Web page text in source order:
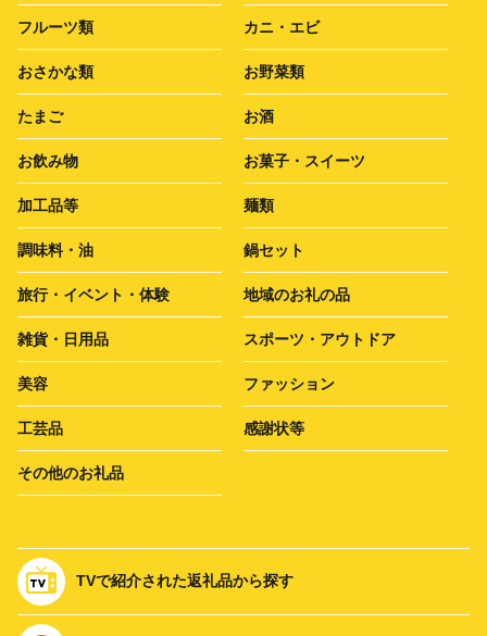
フルーツ類 カニ・エビ
おさかな類 お野菜類
たまご お酒
お飲み物 お菓子・スイーツ
加工品等 麺類
調味料・油 鍋セット
旅行・イベント・体験 地域のお礼の品
雑貨・日用品 スポーツ・アウトドア
美容 ファッション
工芸品 感謝状等
その他のお礼品
TVで紹介された返礼品から探す